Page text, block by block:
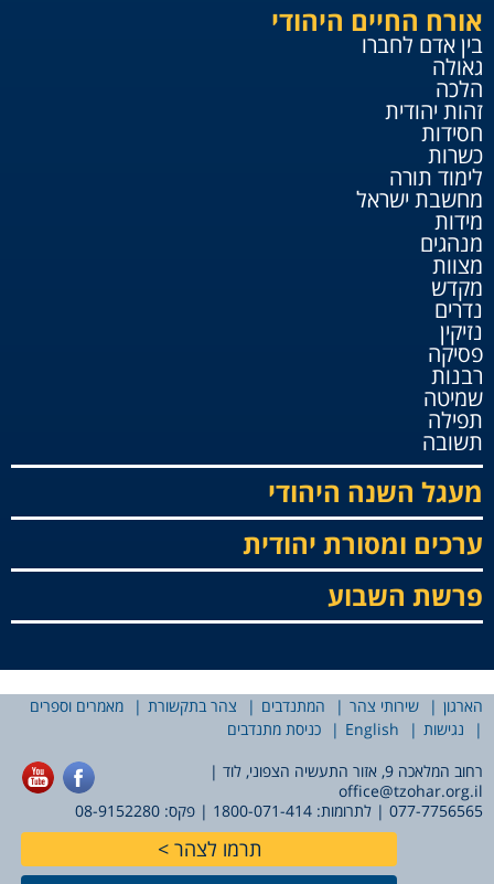
אורח החיים היהודי
בין אדם לחברו
גאולה
הלכה
זהות יהודית
חסידות
כשרות
לימוד תורה
מחשבת ישראל
מידות
מנהגים
מצוות
מקדש
נדרים
נזיקין
פסיקה
רבנות
שמיטה
תפילה
תשובה
מעגל השנה היהודי
ערכים ומסורת יהודית
פרשת השבוע
הארגון שירותי צהר המתנדבים צהר בתקשורת
מאמרים וספרים
נגישות
English
כניסת מתנדבים
רחוב המלאכה 9, אזור התעשיה הצפוני, לוד |
office@tzohar.org.il
077-7756565 | לתרומות: 1800-071-414 | פקס: 08-9152280
תרמו לצהר